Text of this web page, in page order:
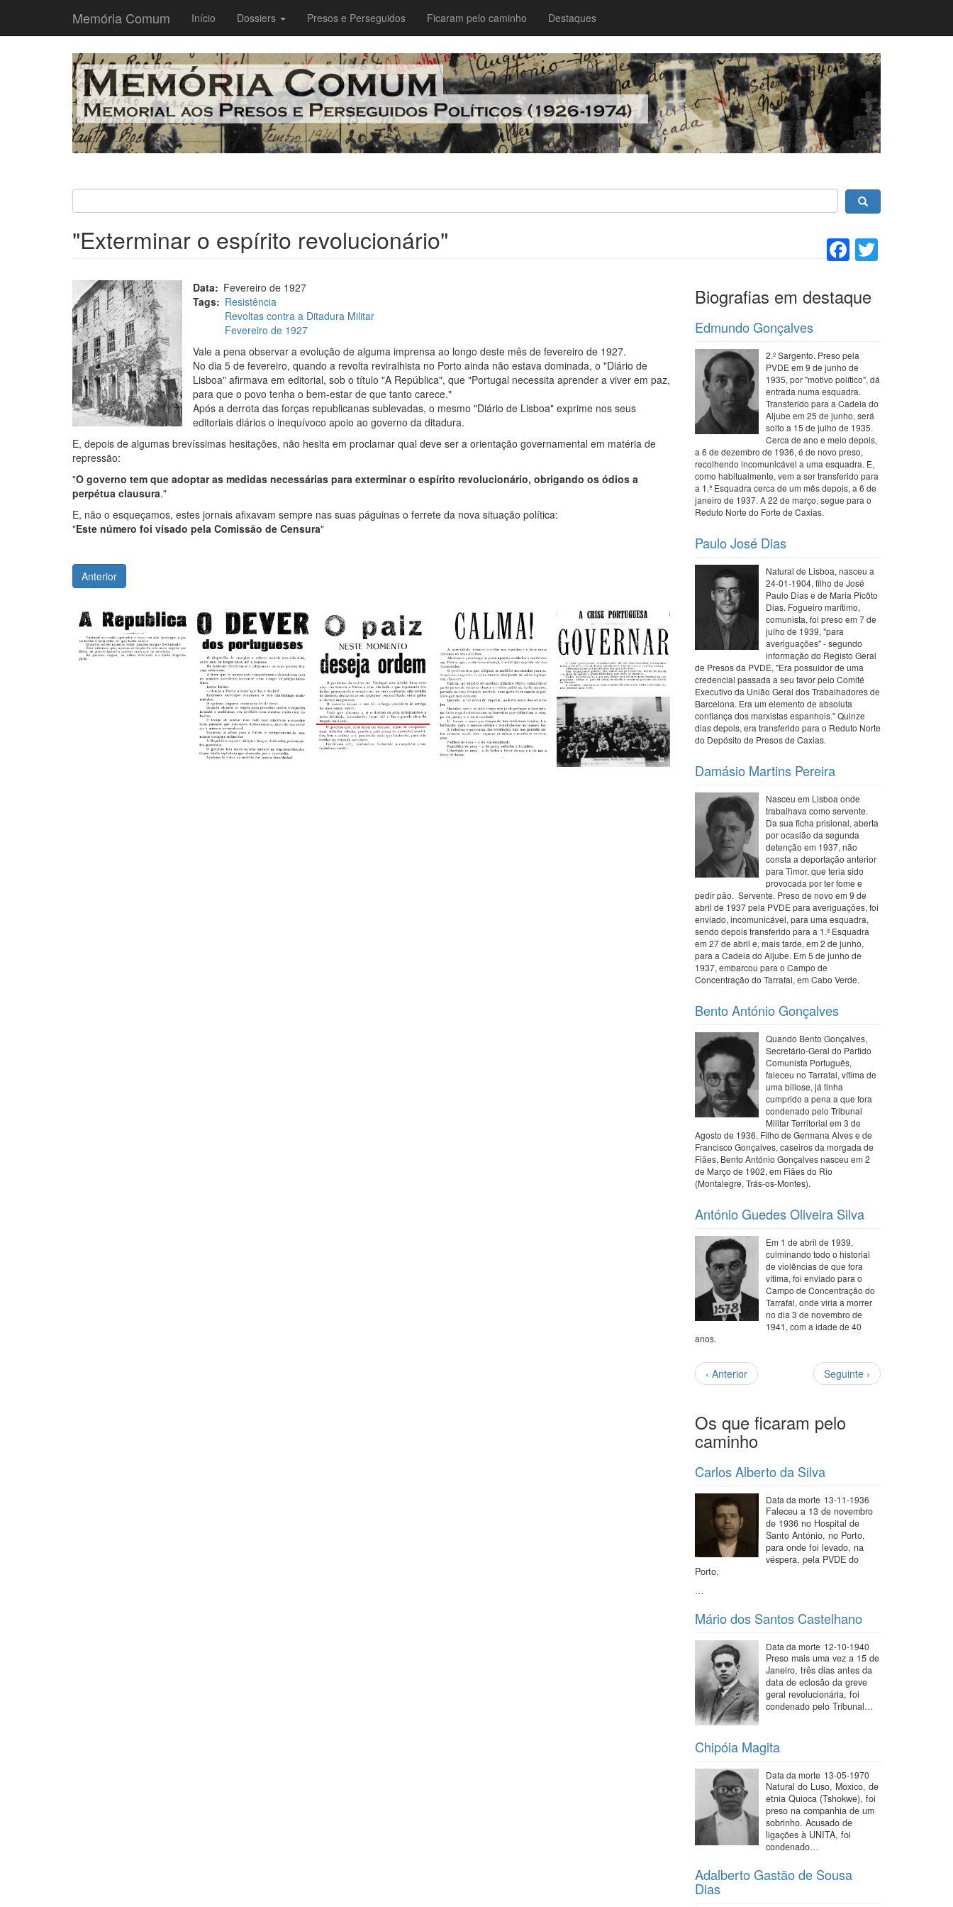
Memória Comum
Main
navigation
Início Dossiers Presos e Perseguidos Ficaram pelo caminho Destaques
Facebook
"Exterminar o espírito revolucionário"
Data
Fevereiro de 1927
Tags
Resistência
Revoltas contra a Ditadura Militar
Fevereiro de 1927
Vale a pena observar a evolução de alguma imprensa ao longo deste mês de fevereiro de 1927.
No dia 5 de fevereiro, quando a revolta reviralhista no Porto ainda não estava dominada, o "Diário de
Lisboa" afirmava em editorial, sob o título "A República", que "Portugal necessita aprender a viver em paz,
para que o povo tenha o bem-estar de que tanto carece."
Após a derrota das forças republicanas sublevadas, o mesmo "Diário de Lisboa" exprime nos seus
editoriais diários o inequívoco apoio ao governo da ditadura.
E, depois de algumas brevíssimas hesitações, não hesita em proclamar qual deve ser a orientação governamental em matéria de
repressão:
"O governo tem que adoptar as medidas necessárias para exterminar o espírito revolucionário, obrigando os ódios a
perpétua clausura."
E, não o esqueçamos, estes jornais afixavam sempre nas suas páguinas o ferrete da nova situação política:
"Este número foi visado pela Comissão de Censura"
Anterior
Biografias em destaque
Edmundo Gonçalves
2.º Sargento. Preso pela
PVDE em 9 de junho de
1935, por "motivo político", dá
entrada numa esquadra.
Transferido para a Cadeia do
Aljube em 25 de junho, será
solto a 15 de julho de 1935.
Cerca de ano e meio depois,
a 6 de dezembro de 1936, é de novo preso,
recolhendo incomunicável a uma esquadra. E,
como habitualmente, vem a ser transferido para
a 1.ª Esquadra cerca de um mês depois, a 6 de
janeiro de 1937. A 22 de março, segue para o
Reduto Norte do Forte de Caxias.
Paulo José Dias
Natural de Lisboa, nasceu a
24-01-1904, filho de José
Paulo Dias e de Maria Picôto
Dias. Fogueiro marítimo,
comunista, foi preso em 7 de
julho de 1939, "para
averiguações" - segundo
informação do Registo Geral
de Presos da PVDE, "Era possuidor de uma
credencial passada a seu favor pelo Comité
Executivo da União Geral dos Trabalhadores de
Barcelona. Era um elemento de absoluta
confiança dos marxistas espanhois." Quinze
dias depois, era transferido para o Reduto Norte
do Depósito de Presos de Caxias.
Damásio Martins Pereira
Nasceu em Lisboa onde
trabalhava como servente.
Da sua ficha prisional, aberta
por ocasião da segunda
detenção em 1937, não
consta a deportação anterior
para Timor, que teria sido
provocada por ter fome e
pedir pão. Servente. Preso de novo em 9 de
abril de 1937 pela PVDE para averiguações, foi
enviado, incomunicável, para uma esquadra,
sendo depois transferido para a 1.ª Esquadra
em 27 de abril e, mais tarde, em 2 de junho,
para a Cadeia do Aljube. Em 5 de junho de
1937, embarcou para o Campo de
Concentração do Tarrafal, em Cabo Verde.
Bento António Gonçalves
Quando Bento Gonçalves,
Secretário-Geral do Partido
Comunista Português,
faleceu no Tarrafal, vítima de
uma biliose, já tinha
cumprido a pena a que fora
condenado pelo Tribunal
Militar Territorial em 3 de
Agosto de 1936. Filho de Germana Alves e de
Francisco Gonçalves, caseiros da morgada de
Fiães, Bento António Gonçalves nasceu em 2
de Março de 1902, em Fiães do Rio
(Montalegre, Trás-os-Montes).
António Guedes Oliveira Silva
Em 1 de abril de 1939,
culminando todo o historial
de violências de que fora
vítima, foi enviado para o
Campo de Concentração do
Tarrafal, onde viria a morrer
no dia 3 de novembro de
1941, com a idade de 40
anos.
Paginação
Página
anterior
‹ Anterior
Próxima
página
Seguinte ›
Os que ficaram pelo
caminho
Carlos Alberto da Silva
Data da morte 13-11-1936
Faleceu a 13 de novembro
de 1936 no Hospital de
Santo António, no Porto,
para onde foi levado, na
véspera, pela PVDE do
Porto.
…
Mário dos Santos Castelhano
Data da morte 12-10-1940
Preso mais uma vez a 15 de
Janeiro, três dias antes da
data de eclosão da greve
geral revolucionária, foi
condenado pelo Tribunal…
Chipóia Magita
Data da morte 13-05-1970
Natural do Luso, Moxico, de
etnia Quioca (Tshokwe), foi
preso na companhia de um
sobrinho. Acusado de
ligações à UNITA, foi
condenado…
Adalberto Gastão de Sousa
Dias